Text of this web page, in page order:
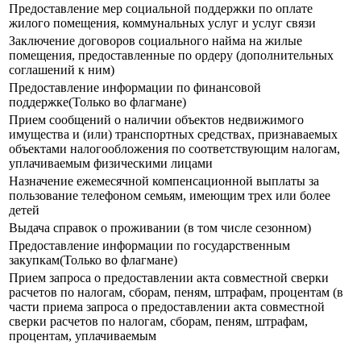
Предоставление мер социальной поддержки по оплате
жилого помещения, коммунальных услуг и услуг связи
Заключение договоров социального найма на жилые
помещения, предоставленные по ордеру (дополнительных
соглашений к ним)
Предоставление информации по финансовой
поддержке(Только во флагмане)
Прием сообщений о наличии объектов недвижимого
имущества и (или) транспортных средствах, признаваемых
объектами налогообложения по соответствующим налогам,
уплачиваемым физическими лицами
Назначение ежемесячной компенсационной выплаты за
пользование телефоном семьям, имеющим трех или более
детей
Выдача справок о проживании (в том числе сезонном)
Предоставление информации по государственным
закупкам(Только во флагмане)
Прием запроса о предоставлении акта совместной сверки
расчетов по налогам, сборам, пеням, штрафам, процентам (в
части приема запроса о предоставлении акта совместной
сверки расчетов по налогам, сборам, пеням, штрафам,
процентам, уплачиваемым